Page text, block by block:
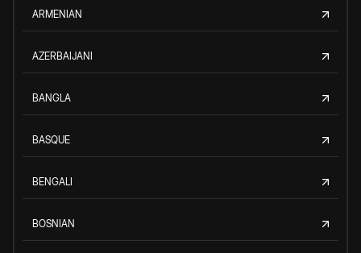
ARMENIAN
AZERBAIJANI
BANGLA
BASQUE
BENGALI
BOSNIAN